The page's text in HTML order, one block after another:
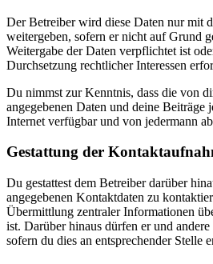
Der Betreiber wird diese Daten nur mit
weitergeben, sofern er nicht auf Grund
Weitergabe der Daten verpflichtet ist
Durchsetzung rechtlicher Interessen
Du nimmst zur Kenntnis, dass die von
angegebenen Daten und deine
Internet verfügbar und von jedermann
Gestattung der
Du gestattest dem Betreiber darüber
angegebenen Kontaktdaten zu
Übermittlung zentraler Informationen
ist. Darüber hinaus dürfen er und
sofern du dies an entsprechender Stelle